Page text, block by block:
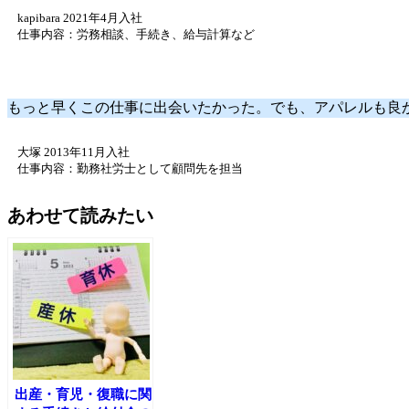
kapibara 2021年4月入社
仕事内容：労務相談、手続き、給与計算など
もっと早くこの仕事に出会いたかった。でも、アパレルも良
大塚 2013年11月入社
仕事内容：勤務社労士として顧問先を担当
あわせて読みたい
出産・育児・復職に関